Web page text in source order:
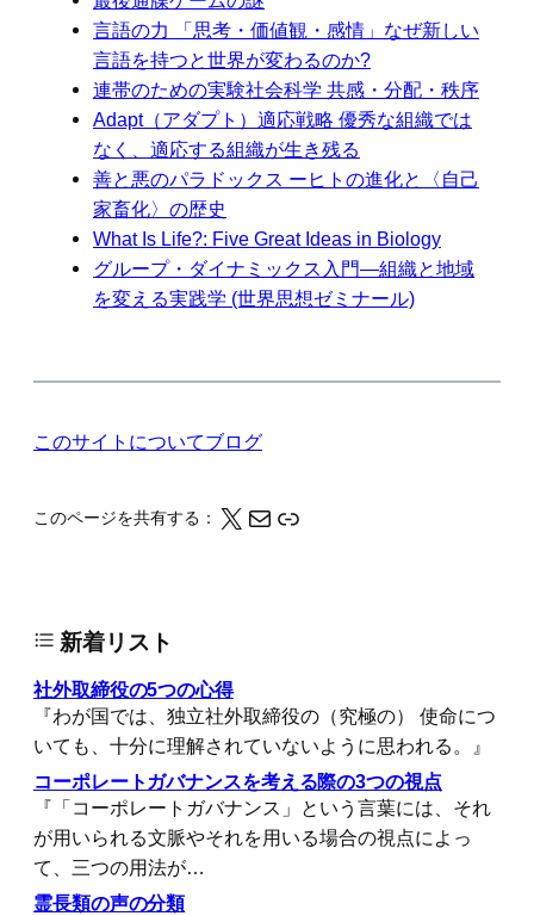
言語の力 「思考・価値観・感情」なぜ新しい
言語を持つと世界が変わるのか?
連帯のための実験社会科学 共感・分配・秩序
Adapt（アダプト）適応戦略 優秀な組織では
なく、適応する組織が生き残る
善と悪のパラドックス ーヒトの進化と〈自己
家畜化〉の歴史
What Is Life?: Five Great Ideas in Biology
グループ・ダイナミックス入門―組織と地域
を変える実践学 (世界思想ゼミナール)
このサイトについてブログ
このページを共有する： X メール このページの情報をクリップボードにコピーする
新着リスト
社外取締役の5つの心得
『わが国では、独立社外取締役の（究極の） 使命につ
いても、十分に理解されていないように思われる。』
コーポレートガバナンスを考える際の3つの視点
『「コーポレートガバナンス」という言葉には、それ
が用いられる文脈やそれを用いる場合の視点によっ
て、三つの用法が…
霊長類の声の分類